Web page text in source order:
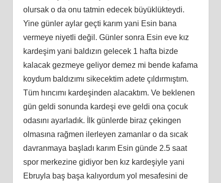
olursak o da onu tatmin edecek büyüklükteydi.
Yine günler aylar geçti karım yani Esin bana
vermeye niyetli değil. Günler sonra Esin eve kız
kardeşim yani baldızın gelecek 1 hafta bizde
kalacak gezmeye geliyor demez mi bende kafama
koydum baldızımı sikecektim adete çıldırmıştım.
Tüm hıncımı kardeşinden alacaktım. Ve beklenen
gün geldi sonunda kardeşi eve geldi ona çocuk
odasını ayarladık. İlk günlerde biraz çekingen
olmasına rağmen ilerleyen zamanlar o da sıcak
davranmaya başladı karım Esin günde 2.5 saat
spor merkezine gidiyor ben kız kardeşiyle yani
Ebruyla baş başa kalıyordum yol mesafesini de